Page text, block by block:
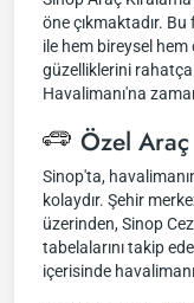
öne çıkmaktadır.
ile hem bireysel
güzelliklerini
Havalimanı'na
Özel Araç
Sinop'ta,
kolaydır. Şehir
üzerinden, Sinop
tabelalarını takip
içerisinde